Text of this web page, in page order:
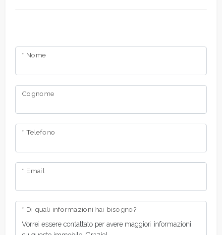
* Nome
Cognome
* Telefono
* Email
* Di quali informazioni hai bisogno?